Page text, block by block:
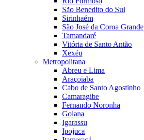
São Benedito do Sul
Sirinhaém
São José da Coroa Grande
Tamandaré
Vitória de Santo Antão
Xexéu
Metropolitana
Abreu e Lima
Araçoiaba
Cabo de Santo Agostinho
Camaragibe
Fernando Noronha
Goiana
Igarassu
Ipojuca